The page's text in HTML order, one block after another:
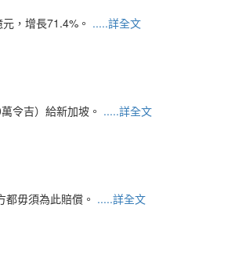
，增長71.4%。 .....詳全文
令吉）給新加坡。 .....詳全文
毋須為此賠償。 .....詳全文